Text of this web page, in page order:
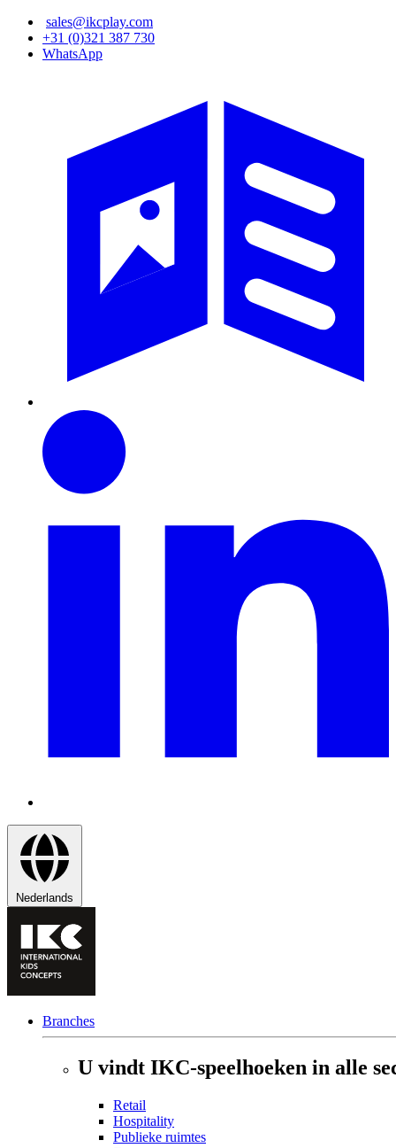
Overslaan
naar
sales@ikcplay.com
+31 (0)321 387 730
WhatsApp
Nederlands
Branches
U vindt IKC-speelhoeken in alle
Retail
Hospitality
Publieke ruimtes